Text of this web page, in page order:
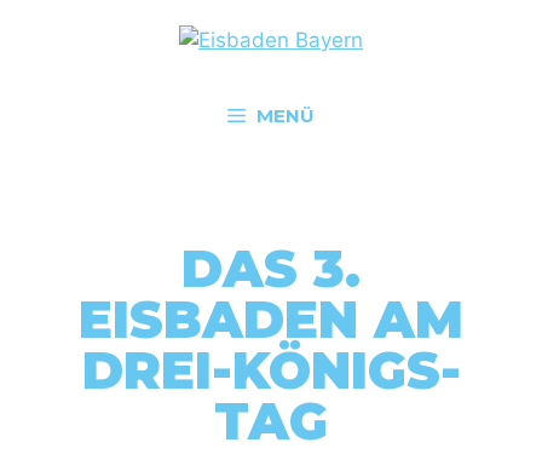
MENÜ
DAS 3.
EISBADEN AM
DREI-KÖNIGS-
TAG